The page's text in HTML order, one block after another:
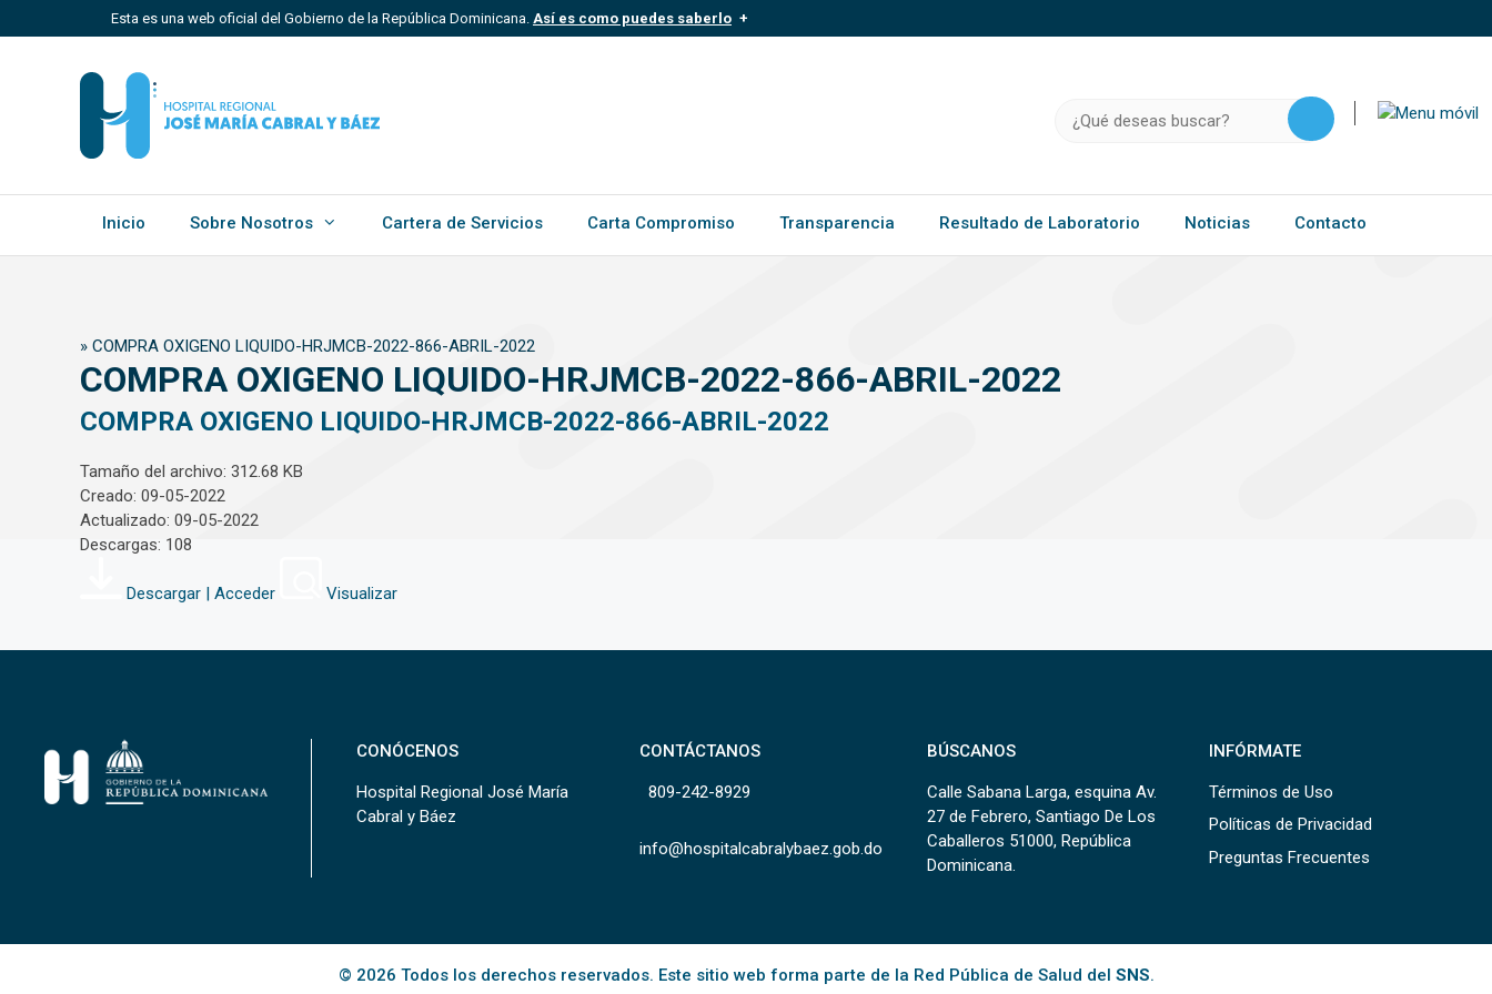
al
Esta es una web oficial del Gobierno de la República Dominicana. Así es como puedes saberlo
Un sitio .gob.do, .gov.do o .mil.do significa que pertenece a una organización oficial del
Estado dominicano.
Inicio Sobre Nosotros Cartera de Servicios Carta Compromiso Transparencia Resultado de Laboratorio Noticias Contacto
» COMPRA OXIGENO LIQUIDO-HRJMCB-2022-866-ABRIL-2022
COMPRA OXIGENO LIQUIDO-HRJMCB-2022-866-ABRIL-2022
COMPRA OXIGENO LIQUIDO-HRJMCB-2022-866-ABRIL-2022
Tamaño del archivo: 312.68 KB
Creado: 09-05-2022
Actualizado: 09-05-2022
Descargas: 108
Descargar | Acceder Visualizar
CONÓCENOS
Hospital Regional José María
Cabral y Báez
CONTÁCTANOS
809-242-8929
info@hospitalcabralybaez.gob.do
BÚSCANOS
Calle Sabana Larga, esquina Av.
27 de Febrero, Santiago De Los
Caballeros 51000, República
Dominicana.
INFÓRMATE
Términos de Uso
Políticas de Privacidad
Preguntas Frecuentes
© 2026 Todos los derechos reservados. Este sitio web forma parte de la Red Pública de Salud del SNS.